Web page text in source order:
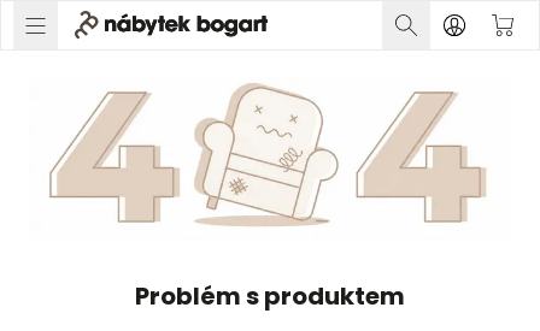
Problém s produktem